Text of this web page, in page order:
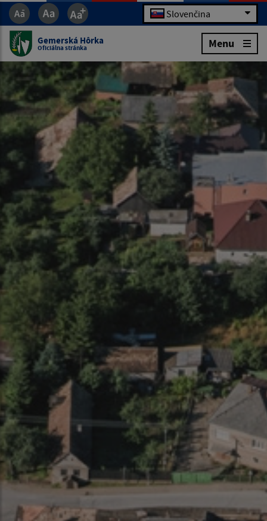
Slovenčina
Gemerská Hôrka
Oficiálna stránka Menu